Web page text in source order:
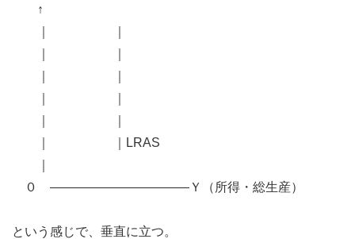
↑
｜ ｜LRAS
０ ―――――――――――Ｙ（所得・総生産）
という感じで、垂直に立つ。